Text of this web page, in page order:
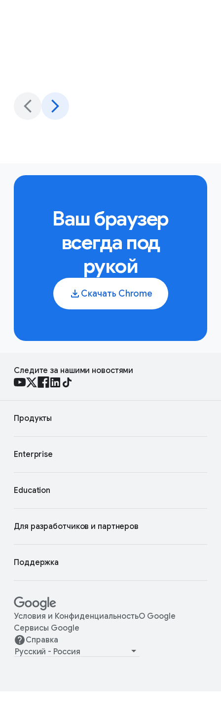
Ваш браузер
всегда под
рукой
Скачать Chrome
Следите за нашими новостями
Продукты
Enterprise
Education
Для разработчиков и партнеров
Поддержка
Условия и КонфиденциальностьО Google
Сервисы Google
Справка